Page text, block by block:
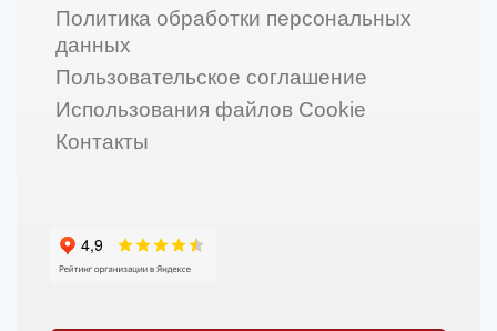
Политика обработки персональных
данных
Пользовательское соглашение
Использования файлов Cookie
Контакты